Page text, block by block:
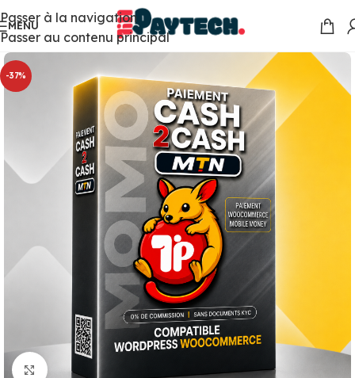
Passer à la navigation
Passer au contenu principal
MENU
-37%
Cliquez pour agrandir